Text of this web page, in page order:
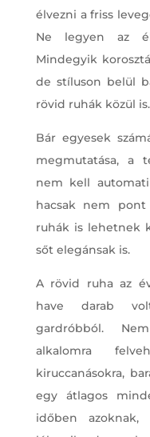
élvezni a friss
Ne legyen az
Mindegyik
de stíluson belül
rövid ruhák közül is.
Bár egyesek
megmutatása, a
nem kell
hacsak nem
ruhák is lehetnek
sőt elegánsak is.
A rövid ruha az
have darab
gardróbból.
alkalomra
kiruccanásokra,
egy átlagos
időben